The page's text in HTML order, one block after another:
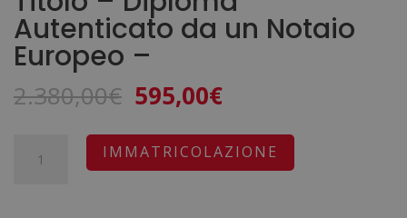
Autenticato da un Notaio
Europeo –
2.380,00€ Il
originale
era:
595,00€Il
attuale
è:
IMMATRICOLAZIONE